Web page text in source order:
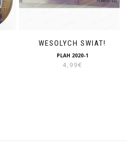
WESOLYCH SWIAT!
PLAH 2020-1
4,99€